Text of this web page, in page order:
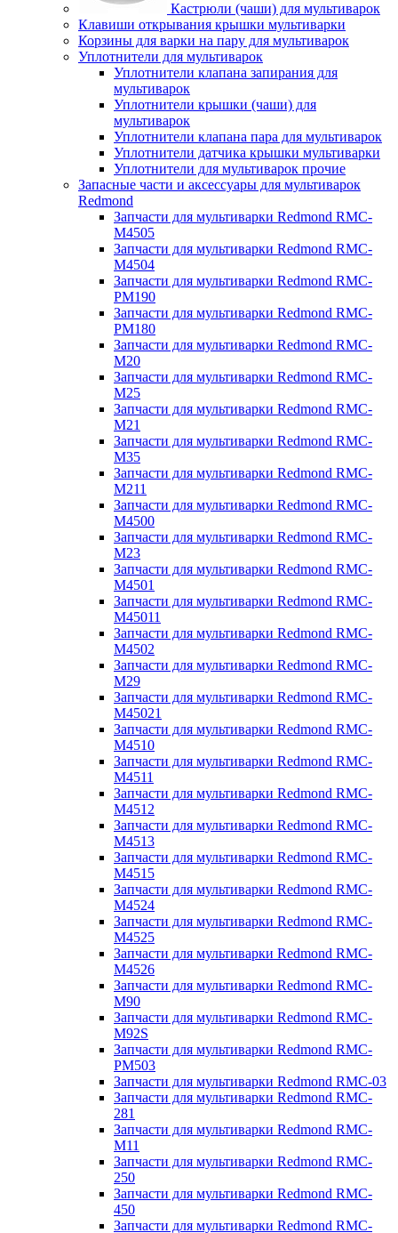
Кастрюли (чаши) для мультиварок
Клавиши открывания крышки мультиварки
Корзины для варки на пару для мультиварок
Уплотнители для мультиварок
Уплотнители клапана запирания для
мультиварок
Уплотнители крышки (чаши) для
мультиварок
Уплотнители клапана пара для мультиварок
Уплотнители датчика крышки мультиварки
Уплотнители для мультиварок прочие
Запасные части и аксессуары для мультиварок
Redmond
Запчасти для мультиварки Redmond RMC-
M4505
Запчасти для мультиварки Redmond RMC-
M4504
Запчасти для мультиварки Redmond RMC-
PM190
Запчасти для мультиварки Redmond RMC-
PM180
Запчасти для мультиварки Redmond RMC-
M20
Запчасти для мультиварки Redmond RMC-
M25
Запчасти для мультиварки Redmond RMC-
M21
Запчасти для мультиварки Redmond RMC-
M35
Запчасти для мультиварки Redmond RMC-
M211
Запчасти для мультиварки Redmond RMC-
M4500
Запчасти для мультиварки Redmond RMC-
M23
Запчасти для мультиварки Redmond RMC-
M4501
Запчасти для мультиварки Redmond RMC-
M45011
Запчасти для мультиварки Redmond RMC-
M4502
Запчасти для мультиварки Redmond RMC-
M29
Запчасти для мультиварки Redmond RMC-
M45021
Запчасти для мультиварки Redmond RMC-
M4510
Запчасти для мультиварки Redmond RMC-
M4511
Запчасти для мультиварки Redmond RMC-
M4512
Запчасти для мультиварки Redmond RMC-
M4513
Запчасти для мультиварки Redmond RMC-
M4515
Запчасти для мультиварки Redmond RMC-
M4524
Запчасти для мультиварки Redmond RMC-
M4525
Запчасти для мультиварки Redmond RMC-
M4526
Запчасти для мультиварки Redmond RMC-
M90
Запчасти для мультиварки Redmond RMC-
M92S
Запчасти для мультиварки Redmond RMC-
PM503
Запчасти для мультиварки Redmond RMC-03
Запчасти для мультиварки Redmond RMC-
281
Запчасти для мультиварки Redmond RMC-
M11
Запчасти для мультиварки Redmond RMC-
250
Запчасти для мультиварки Redmond RMC-
450
Запчасти для мультиварки Redmond RMC-